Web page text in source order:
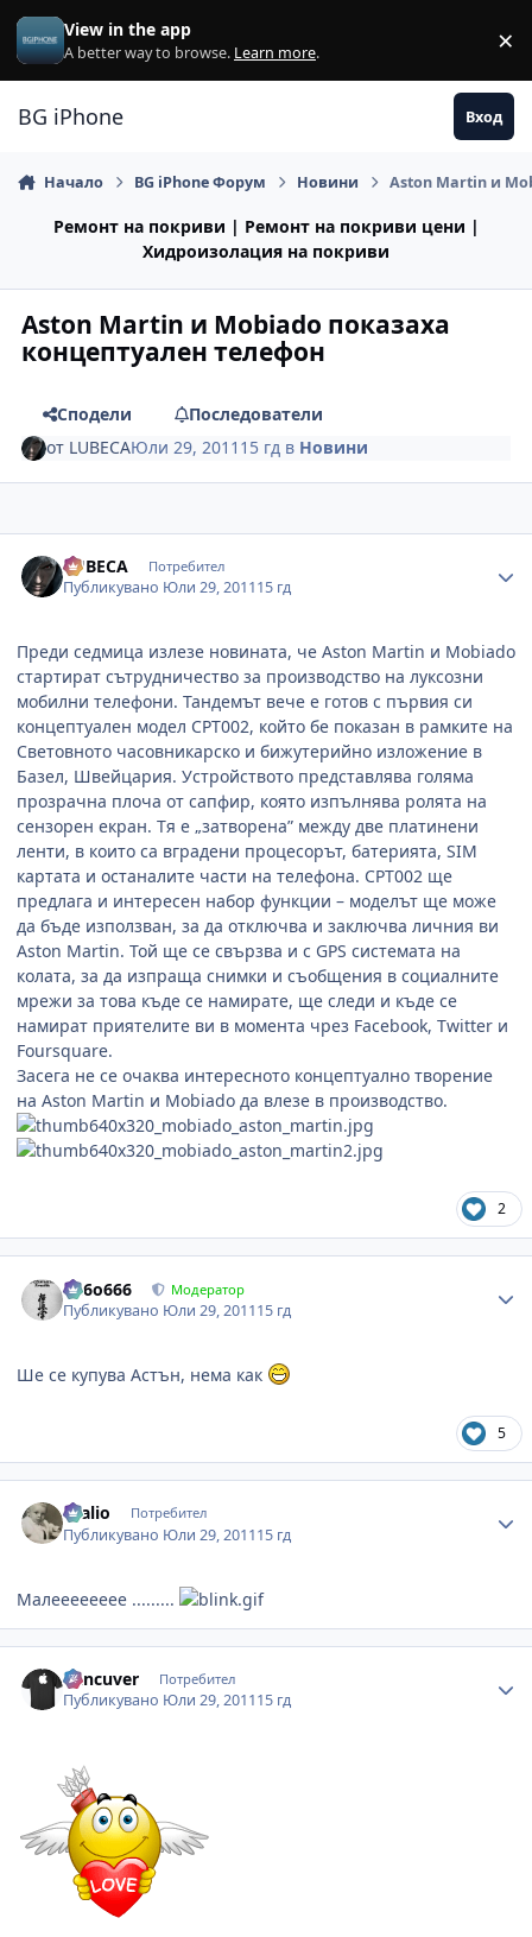
Премини към съдържанието
View in the app
A better way to browse. Learn more. ×
BG iPhone Вход
Начало BG iPhone Форум Новини Aston Martin и
Ремонт на покриви | Ремонт на покриви цени |
Хидроизолация на покриви
Aston Martin и Mobiado показаха
концептуален телефон
Сподели
Последователи
от LUBECAЮли 29, 2011 15 гд в Новини
LUBECA Потребител
Публикувано Юли 29, 201115 гд
Преди седмица излезе новината, че Aston Martin и Mobiado
стартират сътрудничество за производство на луксозни
мобилни телефони. Тандемът вече е готов с първия си
концептуален модел CPT002, който бе показан в рамките на
Световното часовникарско и бижутерийно изложение в
Базел, Швейцария. Устройството представлява голяма
прозрачна плоча от сапфир, която изпълнява ролята на
сензорен екран. Тя е „затворена” между две платинени
ленти, в които са вградени процесорът, батерията, SIM
картата и останалите части на телефона. CPT002 ще
предлага и интересен набор функции – моделът ще може
да бъде използван, за да отключва и заключва личния ви
Aston Martin. Той ще се свързва и с GPS системата на
колата, за да изпраща снимки и съобщения в социалните
мрежи за това къде се намирате, ще следи и къде се
намират приятелите ви в момента чрез Facebook, Twitter и
Foursquare.
Засега не се очаква интересното концептуално творение
на Aston Martin и Mobiado да влезе в производство.
2
Pe6o666 Модератор
Публикувано Юли 29, 201115 гд
Ше се купува Астън, нема как
5
cvalio Потребител
Публикувано Юли 29, 201115 гд
Малееееееее .........
Vancuver Потребител
Публикувано Юли 29, 201115 гд